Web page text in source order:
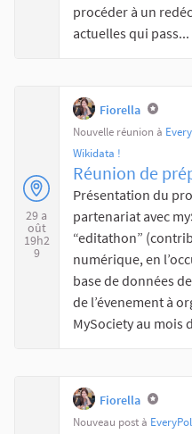
procéder à un
actuelles qui pass...
29 a
oût
19h2
9
Fiorella
Nouvelle réunion à
Wikidata !
Réunion de
Présentation du
partenariat avec
“editathon”
numérique, en
base de données
de l’évenement à
MySociety au mois
Fiorella
Nouveau post à